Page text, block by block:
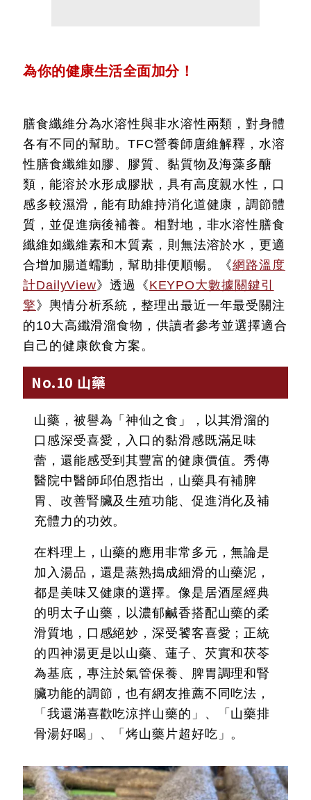
為你的健康生活全面加分！
膳食纖維分為水溶性與非水溶性兩類，對身體
各有不同的幫助。TFC營養師唐維解釋，水溶
性膳食纖維如膠、膠質、黏質物及海藻多醣
類，能溶於水形成膠狀，具有高度親水性，口
感多較濕滑，能有助維持消化道健康，調節體
質，並促進病後補養。相對地，非水溶性膳食
纖維如纖維素和木質素，則無法溶於水，更適
合增加腸道蠕動，幫助排便順暢。《網路溫度
計DailyView》透過《KEYPO大數據關鍵引
擎》輿情分析系統，整理出最近一年最受關注
的10大高纖滑溜食物，供讀者參考並選擇適合
自己的健康飲食方案。
No.10 山藥
山藥，被譽為「神仙之食」，以其滑溜的
口感深受喜愛，入口的黏滑感既滿足味
蕾，還能感受到其豐富的健康價值。秀傳
醫院中醫師邱伯恩指出，山藥具有補脾
胃、改善腎臟及生殖功能、促進消化及補
充體力的功效。
在料理上，山藥的應用非常多元，無論是
加入湯品，還是蒸熟搗成細滑的山藥泥，
都是美味又健康的選擇。像是居酒屋經典
的明太子山藥，以濃郁鹹香搭配山藥的柔
滑質地，口感絕妙，深受饕客喜愛；正統
的四神湯更是以山藥、蓮子、芡實和茯苓
為基底，專注於氣管保養、脾胃調理和腎
臟功能的調節，也有網友推薦不同吃法，
「我還滿喜歡吃涼拌山藥的」、「山藥排
骨湯好喝」、「烤山藥片超好吃」。